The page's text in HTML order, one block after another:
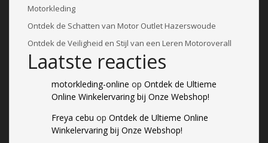
Motorkleding
Ontdek de Schatten van Motor Outlet Hazerswoude
Ontdek de Veiligheid en Stijl van een Leren Motoroverall
Laatste reacties
motorkleding-online op Ontdek de Ultieme
Online Winkelervaring bij Onze Webshop!
Freya cebu op Ontdek de Ultieme Online
Winkelervaring bij Onze Webshop!